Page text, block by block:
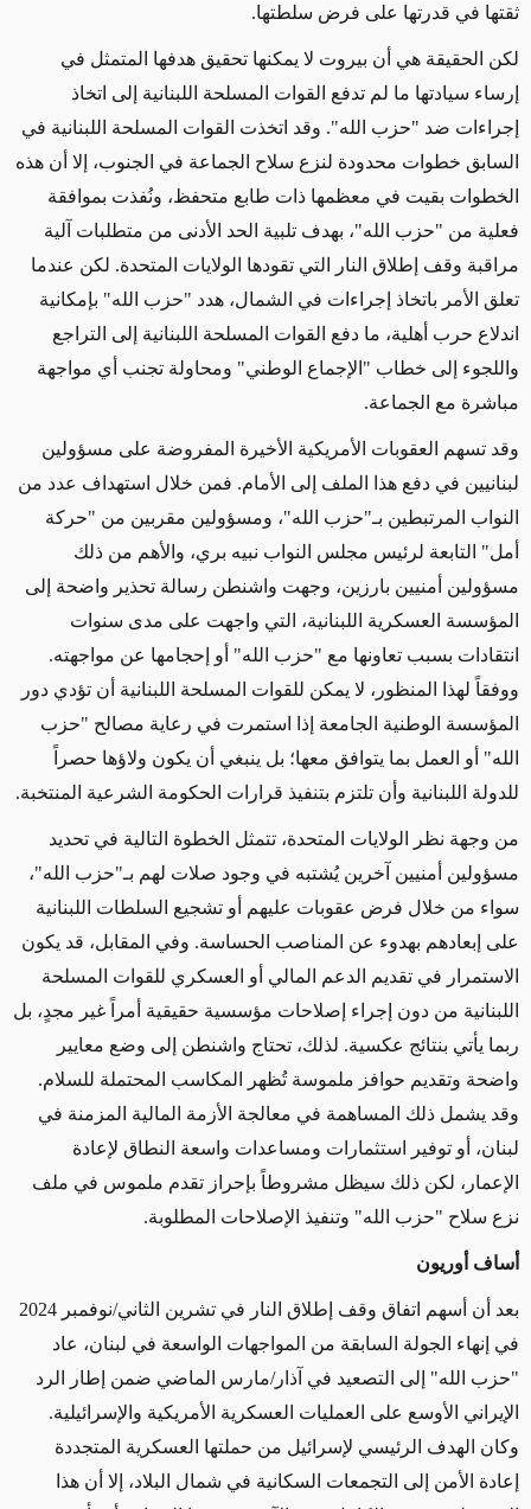
ثقتها في قدرتها على فرض سلطتها.
لكن الحقيقة هي أن بيروت لا يمكنها تحقيق هدفها المتمثل في
إرساء سيادتها ما لم تدفع القوات المسلحة اللبنانية إلى اتخاذ
إجراءات ضد "حزب الله". وقد اتخذت القوات المسلحة اللبنانية في
السابق خطوات محدودة لنزع سلاح الجماعة في الجنوب، إلا أن هذه
الخطوات بقيت في معظمها ذات طابع متحفظ، ونُفذت بموافقة
فعلية من "حزب الله"، بهدف تلبية الحد الأدنى من متطلبات آلية
مراقبة وقف إطلاق النار التي تقودها الولايات المتحدة. لكن عندما
تعلق الأمر باتخاذ إجراءات في الشمال، هدد "حزب الله" بإمكانية
اندلاع حرب أهلية، ما دفع القوات المسلحة اللبنانية إلى التراجع
واللجوء إلى خطاب "الإجماع الوطني" ومحاولة تجنب أي مواجهة
مباشرة مع الجماعة.
وقد تسهم العقوبات الأمريكية الأخيرة المفروضة على مسؤولين
لبنانيين في دفع هذا الملف إلى الأمام. فمن خلال استهداف عدد من
النواب المرتبطين بـ"حزب الله"، ومسؤولين مقربين من "حركة
أمل" التابعة لرئيس مجلس النواب نبيه بري، والأهم من ذلك
مسؤولين أمنيين بارزين، وجهت واشنطن رسالة تحذير واضحة إلى
المؤسسة العسكرية اللبنانية، التي واجهت على مدى سنوات
انتقادات بسبب تعاونها مع "حزب الله" أو إحجامها عن مواجهته.
ووفقاً لهذا المنظور، لا يمكن للقوات المسلحة اللبنانية أن تؤدي دور
المؤسسة الوطنية الجامعة إذا استمرت في رعاية مصالح "حزب
الله" أو العمل بما يتوافق معها؛ بل ينبغي أن يكون ولاؤها حصراً
للدولة اللبنانية وأن تلتزم بتنفيذ قرارات الحكومة الشرعية المنتخبة.
من وجهة نظر الولايات المتحدة، تتمثل الخطوة التالية في تحديد
مسؤولين أمنيين آخرين يُشتبه في وجود صلات لهم بـ"حزب الله"،
سواء من خلال فرض عقوبات عليهم أو تشجيع السلطات اللبنانية
على إبعادهم بهدوء عن المناصب الحساسة. وفي المقابل، قد يكون
الاستمرار في تقديم الدعم المالي أو العسكري للقوات المسلحة
اللبنانية من دون إجراء إصلاحات مؤسسية حقيقية أمراً غير مجدٍ، بل
ربما يأتي بنتائج عكسية. لذلك، تحتاج واشنطن إلى وضع معايير
واضحة وتقديم حوافز ملموسة تُظهر المكاسب المحتملة للسلام.
وقد يشمل ذلك المساهمة في معالجة الأزمة المالية المزمنة في
لبنان، أو توفير استثمارات ومساعدات واسعة النطاق لإعادة
الإعمار، لكن ذلك سيظل مشروطاً بإحراز تقدم ملموس في ملف
نزع سلاح "حزب الله" وتنفيذ الإصلاحات المطلوبة.
أساف أوريون
بعد أن أسهم اتفاق وقف إطلاق النار في تشرين الثاني/نوفمبر 2024
في إنهاء الجولة السابقة من المواجهات الواسعة في لبنان، عاد
"حزب الله" إلى التصعيد في آذار/مارس الماضي ضمن إطار الرد
الإيراني الأوسع على العمليات العسكرية الأمريكية والإسرائيلية.
وكان الهدف الرئيسي لإسرائيل من حملتها العسكرية المتجددة
إعادة الأمن إلى التجمعات السكانية في شمال البلاد، إلا أن هذا